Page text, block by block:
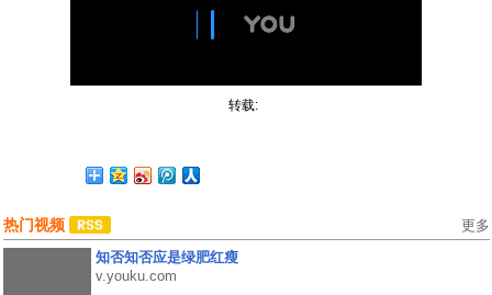
转载:
热门视频 更多
知否知否应是绿肥红瘦
v.youku.com